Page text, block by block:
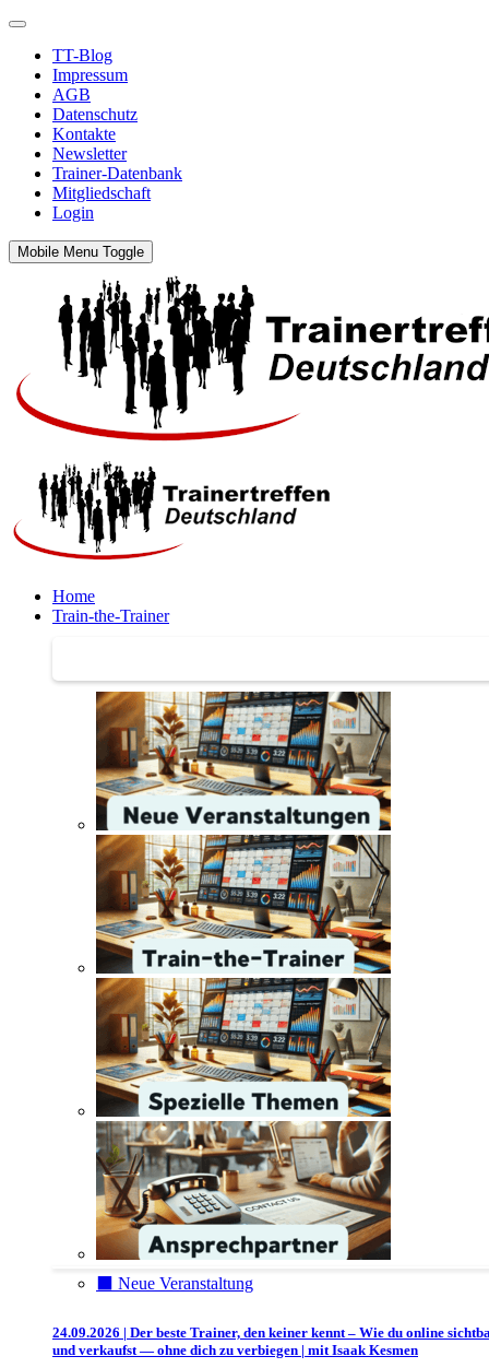
TT-Blog
Impressum
AGB
Datenschutz
Kontakte
Newsletter
Trainer-Datenbank
Mitgliedschaft
Login
Mobile Menu Toggle
Home
Train-the-Trainer
⬛️ Neue Veranstaltung
24.09.2026 | Der beste Trainer, den keiner kennt – Wie du online
und verkaufst — ohne dich zu verbiegen | mit Isaak Kesmen